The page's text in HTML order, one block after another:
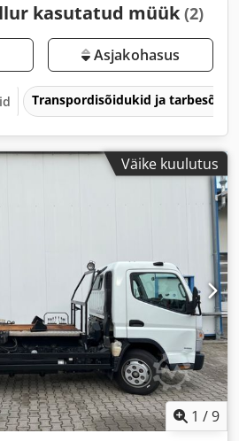
kasutatud müük (2)
Asjakohasus
Transpordisõidukid ja
Väike kuulutus
1 /9